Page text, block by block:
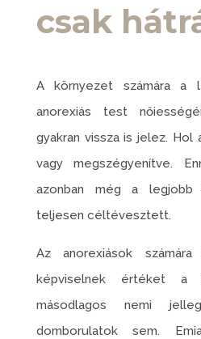
csak
A környezet számára a
anorexiás test
gyakran vissza is jelez. Hol
vagy megszégyenítve.
azonban még a
teljesen céltévesztett.
Az anorexiások
képviselnek értéket a
másodlagos nemi
domborulatok sem.